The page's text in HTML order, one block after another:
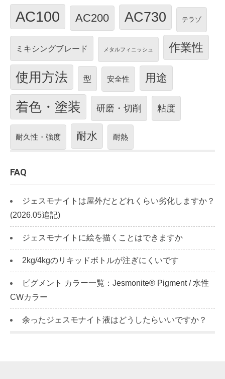
AC100 AC200 AC730 テラゾ
ミキシングブレード メタルフィニッシュ 作業性
使用方法 型 安全性 用途
着色・塗装 研磨・切削 粘度
耐久性・強度 耐水 耐熱
FAQ
ジェスモナイトは屋外だとどれくらい劣化しますか？
(2026.05追記)
ジェスモナイトに絵を描くことはできますか
2kg/4kgのリキッドボトルが注ぎにくいです
ピグメント カラー一覧：Jesmonite® Pigment / 水性
CWカラー
余ったジェスモナイト液はどうしたらいいですか？